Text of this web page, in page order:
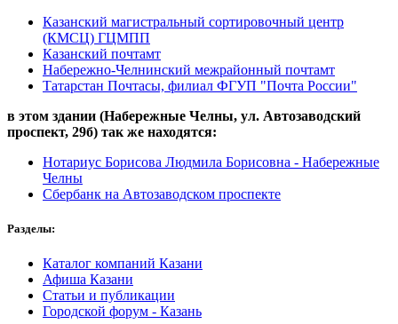
Казанский магистральный сортировочный центр
(КМСЦ) ГЦМПП
Казанский почтамт
Набережно-Челнинский межрайонный почтамт
Татарстан Почтасы, филиал ФГУП "Почта России"
в этом здании (Набережные Челны, ул. Автозаводский
проспект, 29б) так же находятся:
Нотариус Борисова Людмила Борисовна - Набережные
Челны
Сбербанк на Автозаводском проспекте
Разделы:
Каталог компаний Казани
Афиша Казани
Статьи и публикации
Городской форум - Казань